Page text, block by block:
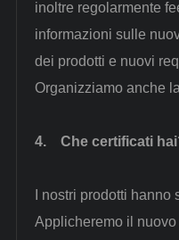
inoltre regolarmente
informazioni sulle
dei prodotti e nuovi
Organizziamo anche
4. Che certificati
I nostri prodotti
Applicheremo il